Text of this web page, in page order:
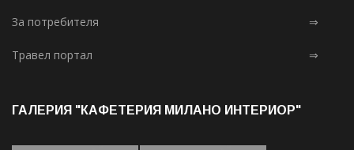
За потребителя ⇒
Травел портал ⇒
ГАЛЕРИЯ "КАФЕТЕРИЯ МИЛАНО ИНТЕРИОР"